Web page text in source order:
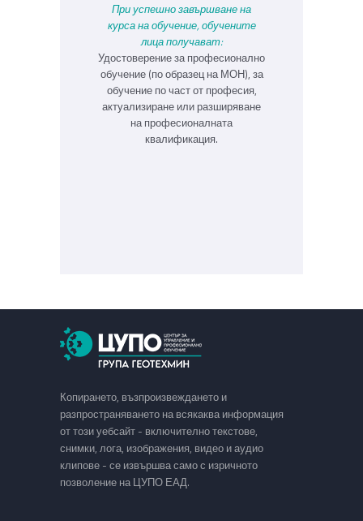
При успешно завършване на
курса на обучение, обучените
лица получават:
Удостоверение за професионално
обучение (по образец на МОН), за
обучение по част от професия,
актуализиране или разширяване
на професионалната
квалификация.
Копирането, възпроизвеждането и
разпространяването на всякаква информация
от този уебсайт - включително текстове,
снимки, лога, изображения, видео и аудио
клипове - се извършва само с изричното
позволение на ЦУПО ЕАД.